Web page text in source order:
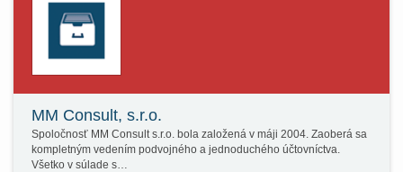
MM Consult, s.r.o.
Spoločnosť MM Consult s.r.o. bola založená v máji 2004. Zaoberá sa
kompletným vedením podvojného a jednoduchého účtovníctva.
Všetko v súlade s…